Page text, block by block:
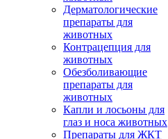
Дерматологические
препараты для
животных
Контрацепция для
животных
Обезболивающие
препараты для
животных
Капли и лосьоны для
глаз и носа животных
Препараты для ЖКТ